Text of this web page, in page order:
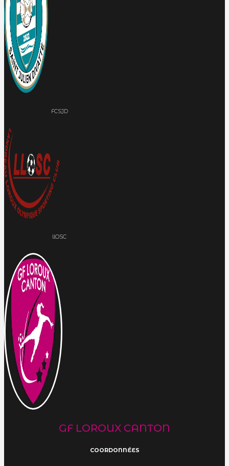
FCSJD
llOSC
GF LOROUX CANTON
COORDONNÉES